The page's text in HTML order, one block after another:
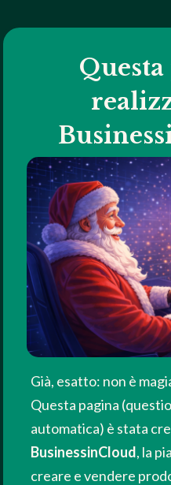
Già, esatto: non è
Questa pagina
automatica) è stata
BusinessinCloud, la
creare e vendere